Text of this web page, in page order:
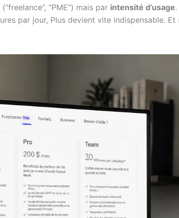
“PME”) mais par intensité d’usage
par jour, Plus devient vite indispensable.